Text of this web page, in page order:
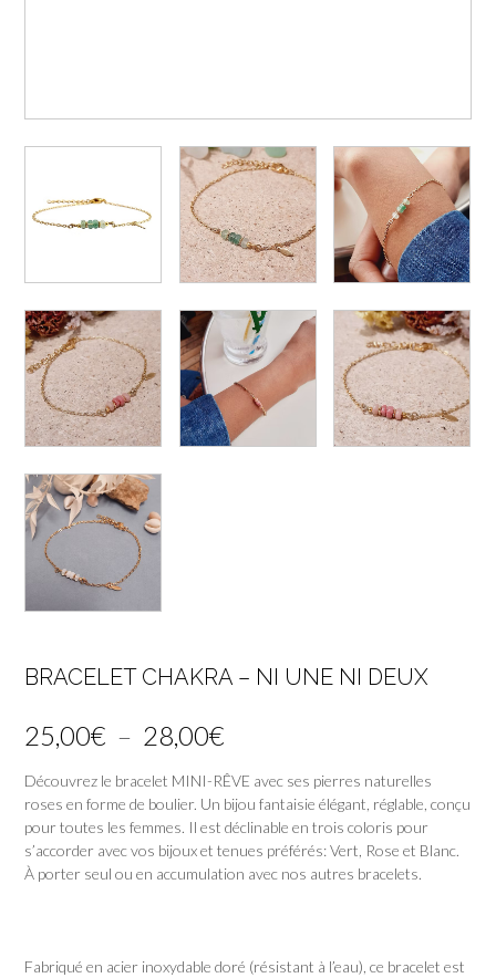
BRACELET CHAKRA – NI UNE NI DEUX
25,00€ – 28,00€
de
prix :
25,00€
Découvrez le bracelet MINI-RÊVE avec ses pierres naturelles
roses en forme de boulier. Un bijou fantaisie élégant, réglable, conçu
pour toutes les femmes. Il est déclinable en trois coloris pour
s’accorder avec vos bijoux et tenues préférés: Vert, Rose et Blanc.
À porter seul ou en accumulation avec nos autres bracelets.
Fabriqué en acier inoxydable doré (résistant à l’eau), ce bracelet est